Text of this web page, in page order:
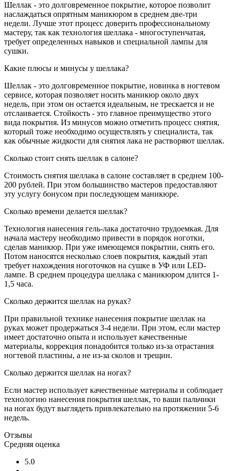
Шеллак - это долговременное покрытие, которое позволит
наслаждаться опрятным маникюром в среднем две-три
недели. Лучше этот процесс доверить профессиональному
мастеру, так как технология шеллака - многоступенчатая,
требует определенных навыков и специальной лампы для
сушки.
Какие плюсы и минусы у шеллака?
Шеллак - это долговременное покрытие, новинка в ногтевом
сервисе, которая позволяет носить маникюр около двух
недель, при этом он остается идеальным, не трескается и не
отслаивается. Стойкость - это главное преимущество этого
вида покрытия. Из минусов можно отметить процесс снятия,
который тоже необходимо осуществлять у специалиста, так
как обычные жидкости для снятия лака не растворяют шеллак.
Сколько стоит снять шеллак в салоне?
Стоимость снятия шеллака в салоне составляет в среднем 100-
200 рублей. При этом большинство мастеров предоставляют
эту услугу бонусом при последующем маникюре.
Сколько времени делается шеллак?
Технология нанесения гель-лака достаточно трудоемкая. Для
начала мастеру необходимо привести в порядок ноготки,
сделав маникюр. При уже имеющемся покрытии, снять его.
Потом наносятся несколько слоев покрытия, каждый этап
требует нахождения ноготочков на сушке в УФ или LED-
лампе. В среднем процедура шеллака с маникюром длится 1-
1,5 часа.
Сколько держится шеллак на руках?
При правильной технике нанесения покрытие шеллак на
руках может продержаться 3-4 недели. При этом, если мастер
имеет достаточно опыта и использует качественные
материалы, коррекция понадобится только из-за отрастания
ногтевой пластины, а не из-за сколов и трещин.
Сколько держится шеллак на ногах?
Если мастер использует качественные материалы и соблюдает
технологию нанесения покрытия шеллак, то ваши пальчики
на ногах будут выглядеть привлекательно на протяжении 5-6
недель.
Отзывы
Средняя оценка
5.0